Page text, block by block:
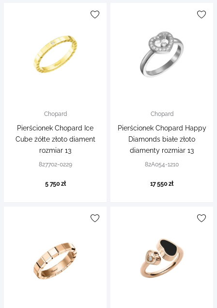
Chopard
Pierścionek Chopard Ice
Cube żółte złoto diament
rozmiar 13
827702-0229
5 750 zł
Chopard
Pierścionek Chopard Happy
Diamonds białe złoto
diamenty rozmiar 13
82A054-1210
17 550 zł